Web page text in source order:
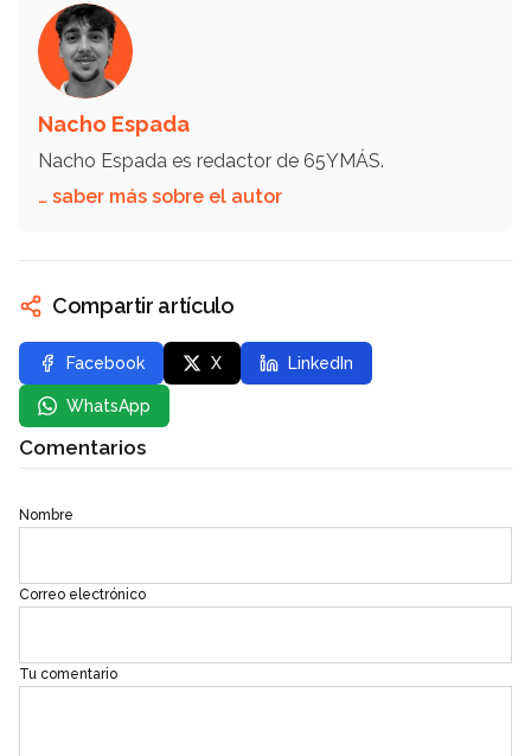
Nacho Espada
Nacho Espada es redactor de 65YMÁS.
… saber más sobre el autor
Compartir artículo
Facebook X LinkedIn
WhatsApp
Comentarios
Nombre
Correo electrónico
Tu comentario